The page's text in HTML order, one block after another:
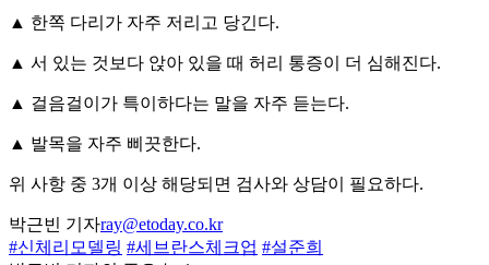
▲ 한쪽 다리가 자주 저리고 당긴다.
▲ 서 있는 것보다 앉아 있을 때 허리 통증이 더 심해진다.
▲ 걸음걸이가 특이하다는 말을 자주 듣는다.
▲ 발목을 자주 삐끗한다.
위 사항 중 3개 이상 해당되면 검사와 상담이 필요하다.
박근빈 기자ray@etoday.co.kr
#신체리모델링 #세브란스체크업 #설준희